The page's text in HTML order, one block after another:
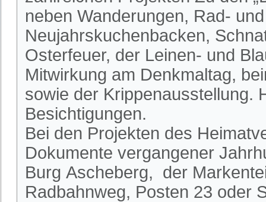
neben Wanderungen, Rad-
Neujahrskuchenbacken,
Osterfeuer, der Leinen- und
Mitwirkung am Denkmaltag,
sowie der Krippenausstellung.
Besichtigungen.
Bei den Projekten des
Dokumente vergangener
Burg Ascheberg, der
Radbahnweg, Posten 23 oder